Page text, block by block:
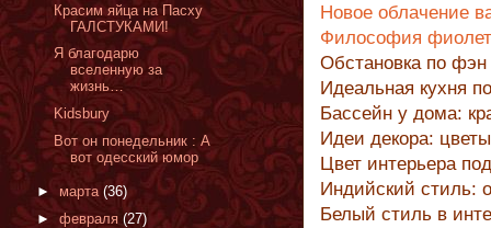
Новое облачение
Философия
Обстановка по
Идеальная кухня
Бассейн у дома:
Идеи декора:
Цвет интерьера
Индийский стиль:
Белый стиль в
Красим яйца на Пасху
ГАЛСТУКАМИ!
Я благодарю
вселенную за
жизнь…
Kidsbury
Вот он понедельник : А
вот одесский юмор
► марта (36)
► февраля (27)